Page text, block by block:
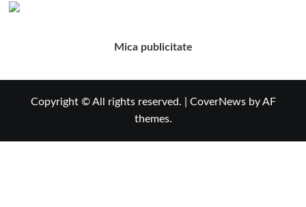
Mica publicitate
Copyright © All rights reserved. CoverNewsby AF
themes.